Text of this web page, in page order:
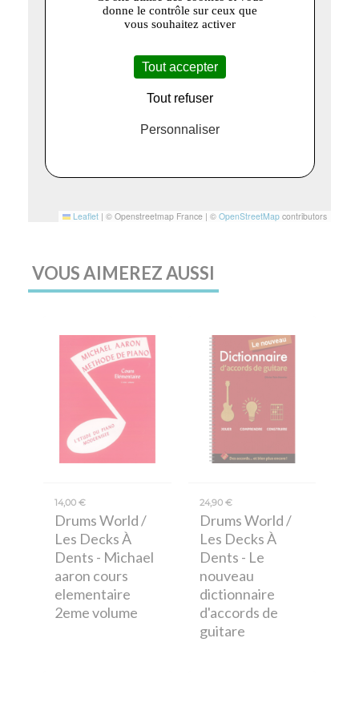
Leaflet | © Openstreetmap France | © OpenStreetMap contributors
VOUS AIMEREZ AUSSI
14,00 €
Drums World /
Les Decks À
Dents - Michael
aaron cours
elementaire
2eme volume
24,90 €
Drums World /
Les Decks À
Dents - Le
nouveau
dictionnaire
d'accords de
guitare
donne le contrôle sur ceux que
vous souhaitez activer
Tout accepter
Tout refuser
Personnaliser